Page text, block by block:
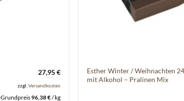
27,95€
zzgl. Versandkosten
Grundpreis96,38€/kg
Esther Winter / Weihnachten
mit Alkohol – Pralinen Mix